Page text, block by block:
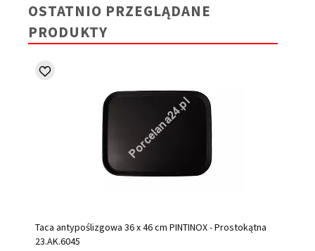
OSTATNIO PRZEGLĄDANE
PRODUKTY
Taca antypoślizgowa 36 x 46 cm PINTINOX - Prostokątna
23.AK.6045